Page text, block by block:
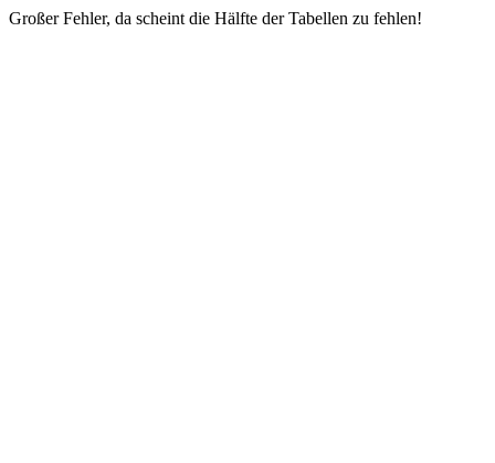
Großer Fehler, da scheint die Hälfte der Tabellen zu fehlen!